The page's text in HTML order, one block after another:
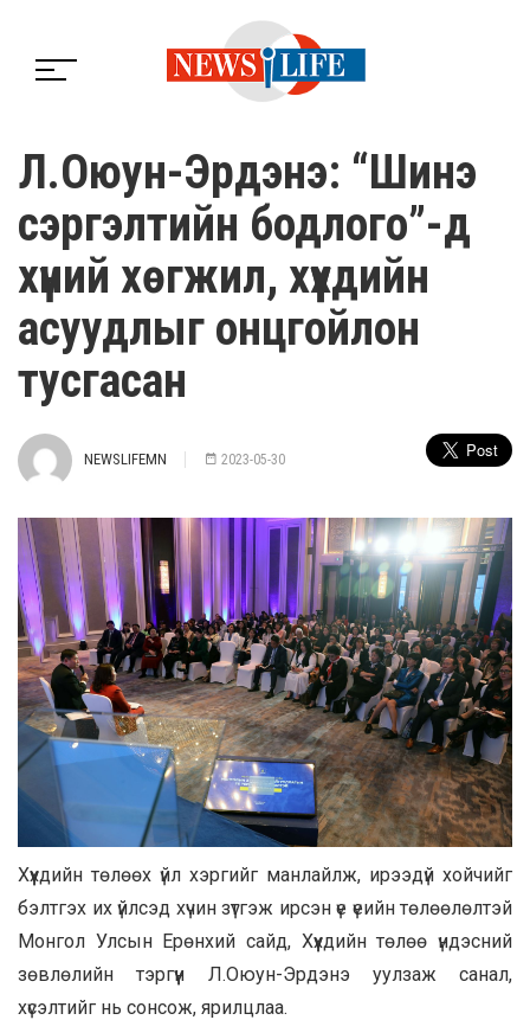
Л.Оюун-Эрдэнэ: “Шинэ
сэргэлтийн бодлого”-д
хүний хөгжил, хүүхдийн
асуудлыг онцгойлон
тусгасан
NEWSLIFEMN 2023-05-30
Хүүхдийн төлөөх үйл хэргийг манлайлж, ирээдүй хойчийг
бэлтгэх их үйлсэд хүчин зүтгэж ирсэн үе үеийн төлөөлөлтэй
Монгол Улсын Ерөнхий сайд, Хүүхдийн төлөө үндэсний
зөвлөлийн тэргүүн Л.Оюун-Эрдэнэ уулзаж санал,
хүсэлтийг нь сонсож, ярилцлаа.